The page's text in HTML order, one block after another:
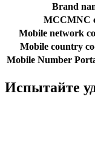
Brand
MCCMNC
Mobile network
Mobile country
Mobile Number
Испытайте